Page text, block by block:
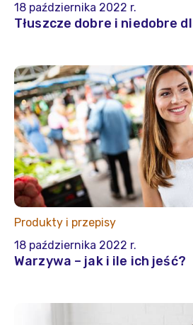
18 października 2022 r.
Tłuszcze dobre i niedobre
Produkty i przepisy
18 października 2022 r.
Warzywa – jak i ile ich jeść?